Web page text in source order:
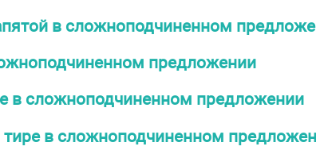
в сложноподчиненном
предложении
в сложноподчиненном предложении
тире в сложноподчиненном